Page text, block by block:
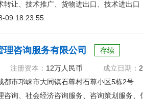
转让、技术推广、货物进出口、技术进出口
09 18:23:55
咨询服务有限公司 存续
注册资本： 12万人民币 成立日期：
都市邛崃市大同镇石尊村石尊小区5栋2号
咨询、社会经济咨询服务、咨询策划服务